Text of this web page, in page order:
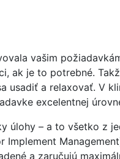
vašim
ak je to potrebné.
usadiť a relaxovať. V
excelentnej
úlohy – a to všetko z
Implement
a zaručujú